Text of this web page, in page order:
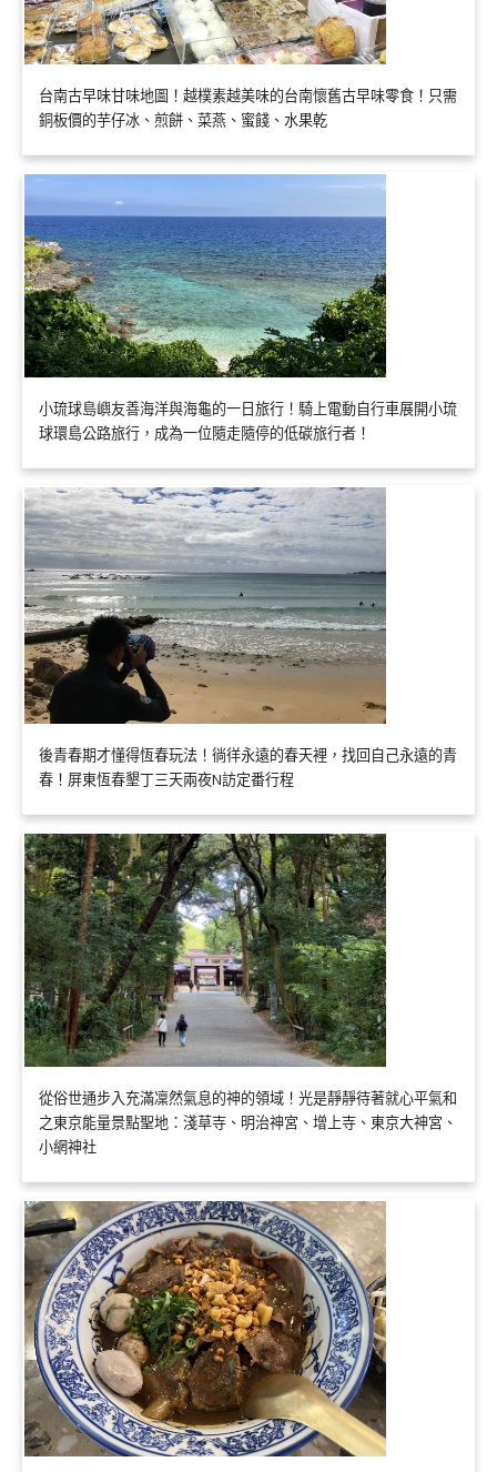
台南古早味甘味地圖！越樸素越美味的台南懷舊古早味零食！只需
銅板價的芋仔冰、煎餅、菜燕、蜜餞、水果乾
小琉球島嶼友善海洋與海龜的一日旅行！騎上電動自行車展開小琉
球環島公路旅行，成為一位隨走隨停的低碳旅行者！
後青春期才懂得恆春玩法！徜徉永遠的春天裡，找回自己永遠的青
春！屏東恆春墾丁三天兩夜N訪定番行程
從俗世通步入充滿凜然氣息的神的領域！光是靜靜待著就心平氣和
之東京能量景點聖地：淺草寺、明治神宮、增上寺、東京大神宮、
小網神社